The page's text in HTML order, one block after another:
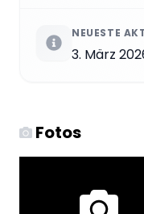
NEUESTE
3. März
Fotos